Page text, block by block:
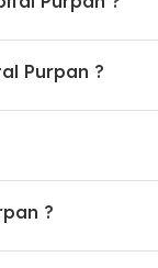
Purpan ?
?